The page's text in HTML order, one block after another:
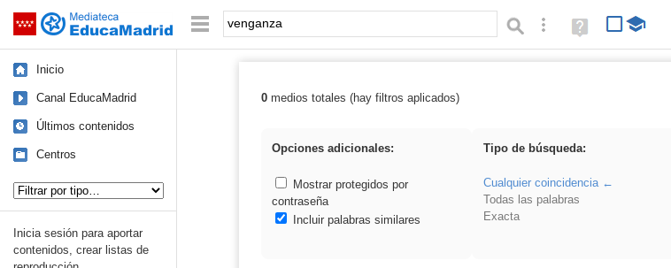
Saltar navegación Palabra o frase: Búsqueda avanzada
Ayuda
(en
Inicio
Canal EducaMadrid
Últimos contenidos
Centros
Inicia sesión para aportar
contenidos, crear listas de
Resultados de: venganza
0medios totales (hay filtros aplicados)
Opciones adicionales:
Mostrar protegidos por
contraseña
Incluir palabras similares
Tipo de búsqueda:
Cualquier coincidencia
Todas las palabras
Exacta